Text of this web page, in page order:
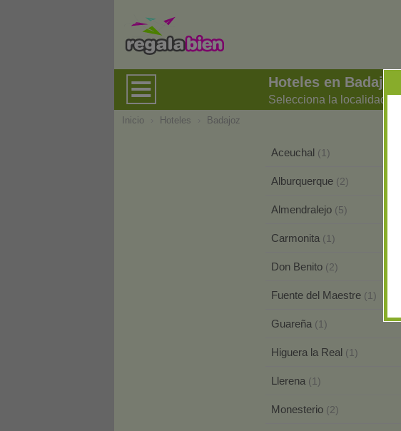
Hoteles en Badajoz
Selecciona la localidad
Inicio Hoteles Badajoz
Aceuchal (1)
Alburquerque (2)
Almendralejo (5)
Carmonita (1)
Don Benito (2)
Fuente del Maestre (1)
Guareña (1)
Higuera la Real (1)
Llerena (1)
Monesterio (2)